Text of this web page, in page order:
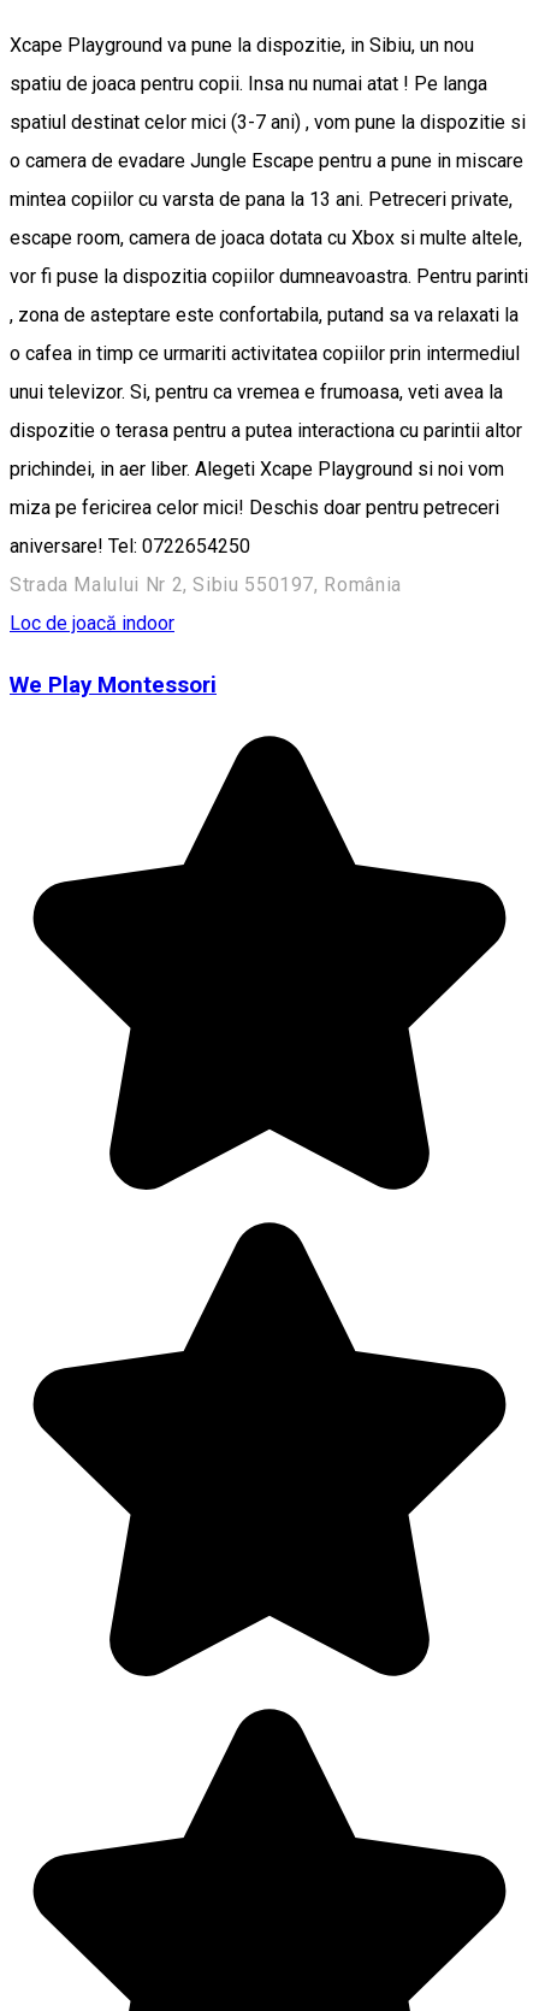
Xcape Playground va pune la dispozitie, in Sibiu, un nou
spatiu de joaca pentru copii. Insa nu numai atat ! Pe langa
spatiul destinat celor mici (3-7 ani) , vom pune la dispozitie si
o camera de evadare Jungle Escape pentru a pune in miscare
mintea copiilor cu varsta de pana la 13 ani. Petreceri private,
escape room, camera de joaca dotata cu Xbox si multe altele,
vor fi puse la dispozitia copiilor dumneavoastra. Pentru parinti
, zona de asteptare este confortabila, putand sa va relaxati la
o cafea in timp ce urmariti activitatea copiilor prin intermediul
unui televizor. Si, pentru ca vremea e frumoasa, veti avea la
dispozitie o terasa pentru a putea interactiona cu parintii altor
prichindei, in aer liber. Alegeti Xcape Playground si noi vom
miza pe fericirea celor mici! Deschis doar pentru petreceri
aniversare! Tel: 0722654250
Strada Malului Nr 2, Sibiu 550197, România
Loc de joacă indoor
We Play Montessori